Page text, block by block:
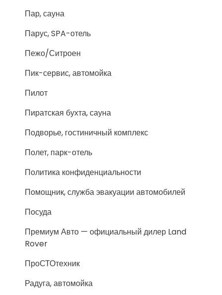
Пар, сауна
Парус, SPA-отель
Пежо/Ситроен
Пик-сервис, автомойка
Пилот
Пиратская бухта, сауна
Подворье, гостиничный комплекс
Полет, парк-отель
Политика конфиденциальности
Помощник, служба эвакуации автомобилей
Посуда
Премиум Авто — официальный дилер Land
Rover
ПроСТОтехник
Радуга, автомойка